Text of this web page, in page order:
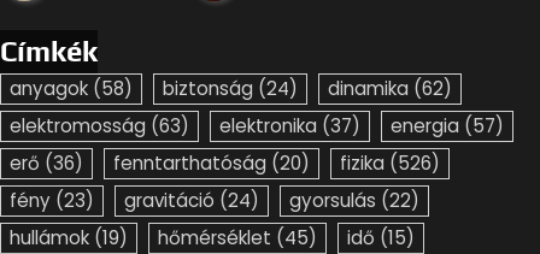
Címkék
anyagok (58) biztonság (24) dinamika (62)
elektromosság (63) elektronika (37) energia (57)
erő (36) fenntarthatóság (20) fizika (526)
fény (23) gravitáció (24) gyorsulás (22)
hullámok (19) hőmérséklet (45) idő (15)